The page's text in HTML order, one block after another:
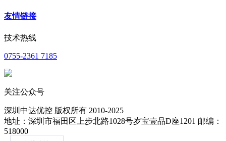
友情链接
技术热线
0755-2361 7185
关注公众号
深圳中达优控 版权所有 2010-2025
地址：深圳市福田区上步北路1028号岁宝壹品D座1201 邮编：
518000